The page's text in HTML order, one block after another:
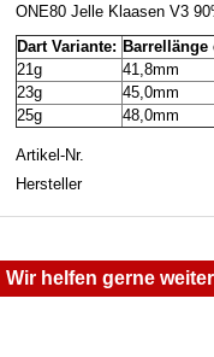
ONE80 Jelle Klaasen V3
Dart Variante: Barrellänge
21g
41,8mm
23g
45,0mm
25g
48,0mm
Artikel-Nr.
Hersteller
Wir helfen gerne weiter